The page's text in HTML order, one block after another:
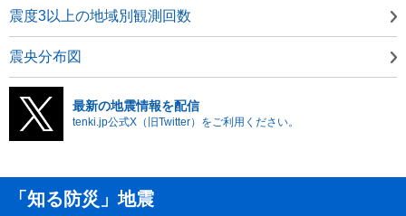
震度3以上の地域別観測回数
震央分布図
最新の地震情報を配信
tenki.jp公式X（旧Twitter）をご利用ください。
「知る防災」地震